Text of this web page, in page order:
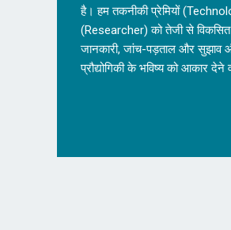
है। हम तकनीकी प्रेमियों
(Researcher) को तेजी से विकसित
जानकारी, जांच-पड़ताल और सुझाव
प्रौद्योगिकी के भविष्य को आकार